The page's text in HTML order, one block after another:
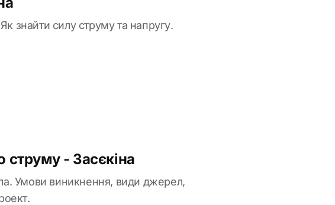
знайти силу струму та напругу.
струму - Засєкіна
Умови виникнення, види джерел,